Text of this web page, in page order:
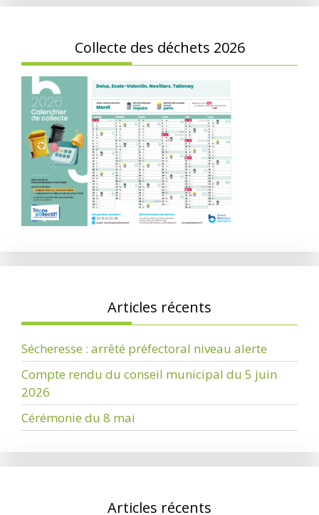
Collecte des déchets 2026
Articles récents
Sécheresse : arrêté préfectoral niveau alerte
Compte rendu du conseil municipal du 5 juin
2026
Cérémonie du 8 mai
Articles récents